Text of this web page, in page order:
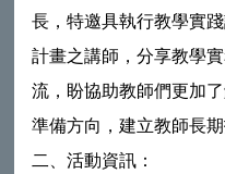
長，特邀具執行教學實
計畫之講師，分享教學
流，盼協助教師們更加
準備方向，建立教師長期
二、活動資訊：